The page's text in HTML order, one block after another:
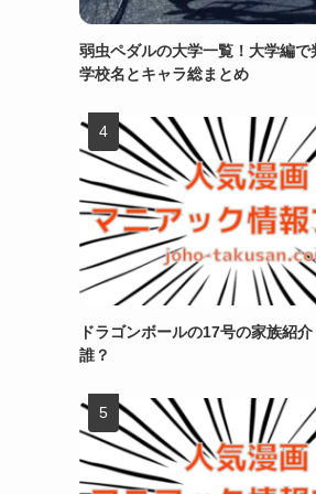
弱虫ペダルの大学一覧！大学編で
学校名とキャラ総まとめ
ドラゴンボールの17号の家族紹
誰？